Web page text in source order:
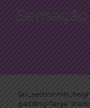
Sensação
[av_section
padding=’large’